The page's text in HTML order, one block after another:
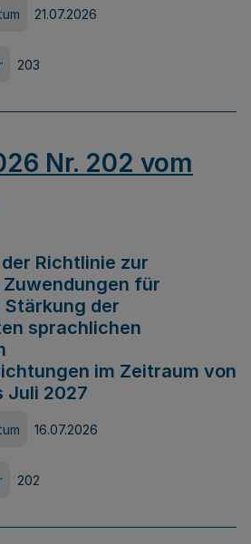
21.07.2026
203
Nr. 202 vom
Richtlinie zur
für
Stärkung der
sprachlichen
im Zeitraum von
Juli 2027
16.07.2026
202